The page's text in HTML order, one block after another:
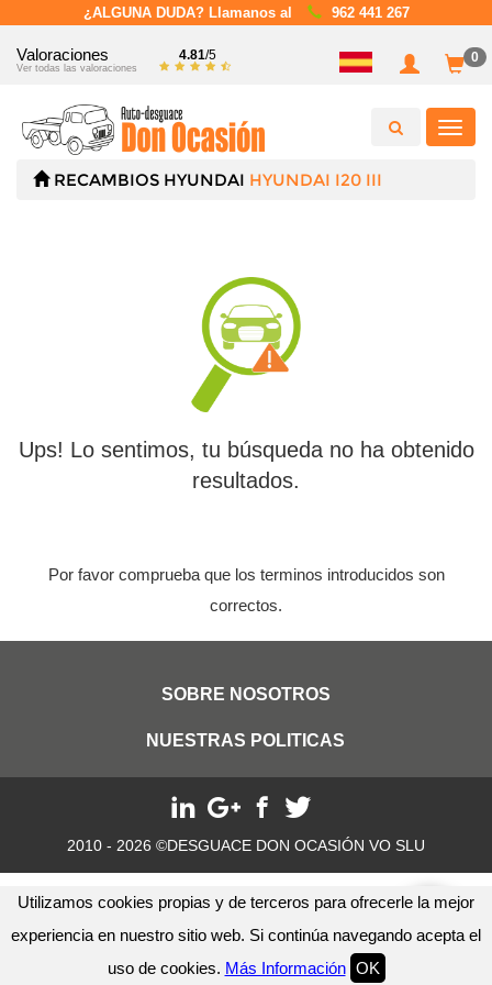
¿ALGUNA DUDA? Llamanos al 962 441 267
Valoraciones
Ver todas las valoraciones
4.81/5 0
Utilizamos cookies propias y de terceros para ofrecerle la mejor
experiencia en nuestro sitio web. Si continúa navegando acepta el
uso de cookies. Más Información OK
RECAMBIOS HYUNDAI HYUNDAI I20 III
Ups! Lo sentimos, tu búsqueda no ha obtenido
resultados.
Por favor comprueba que los terminos introducidos son
correctos.
SOBRE NOSOTROS
NUESTRAS POLITICAS
2010 - 2026 ©DESGUACE DON OCASIÓN VO SLU